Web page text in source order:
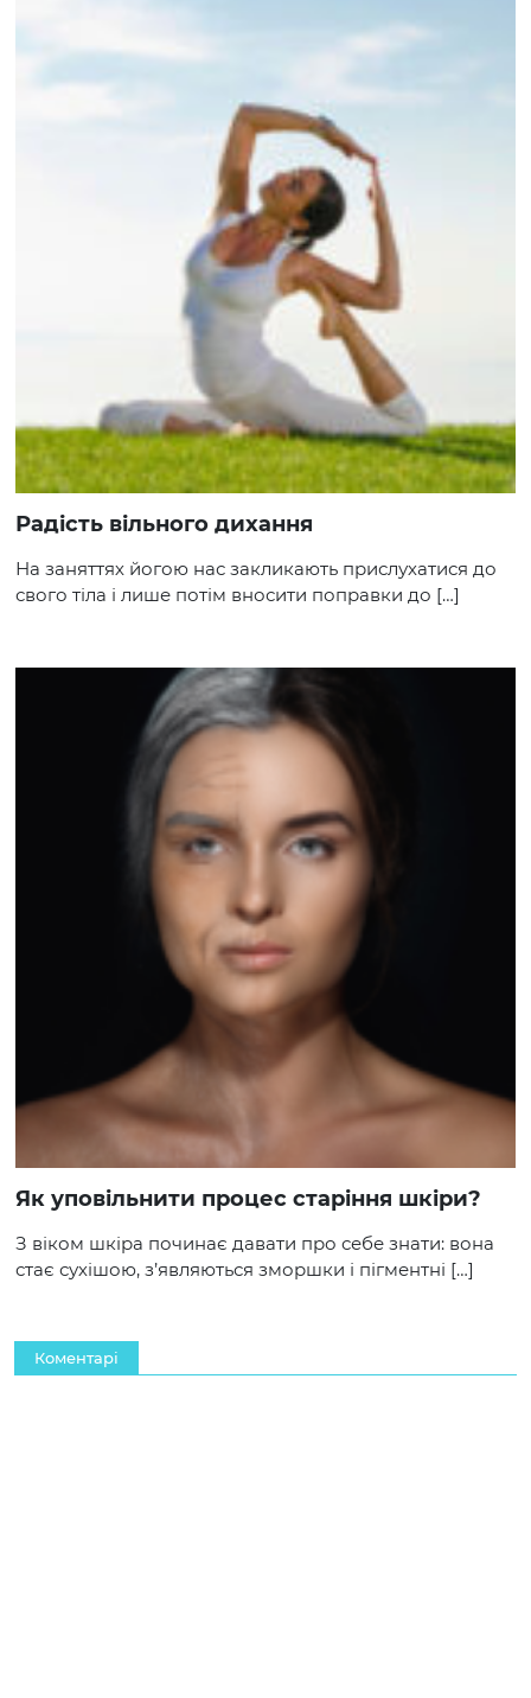
Радість вільного дихання
На заняттях йогою нас закликають прислухатися до
свого тіла і лише потім вносити поправки до […]
Як уповільнити процес старіння шкіри?
З віком шкіра починає давати про себе знати: вона
стає сухішою, з’являються зморшки і пігментні […]
Коментарі